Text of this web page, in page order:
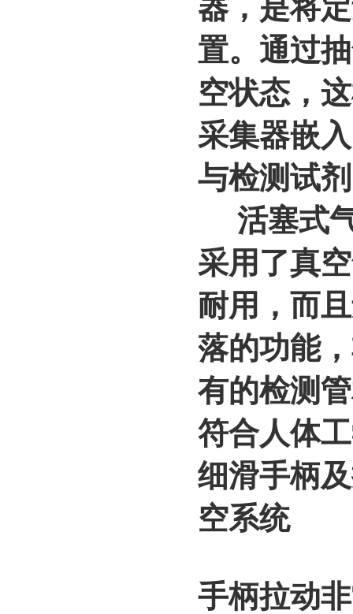
器，是将
置。通过
空状态，
采集器嵌
与检测试
活塞式气
采用了真
耐用，而
落的功能
有的检测
符合人体
细滑手柄
空系统
手柄拉动